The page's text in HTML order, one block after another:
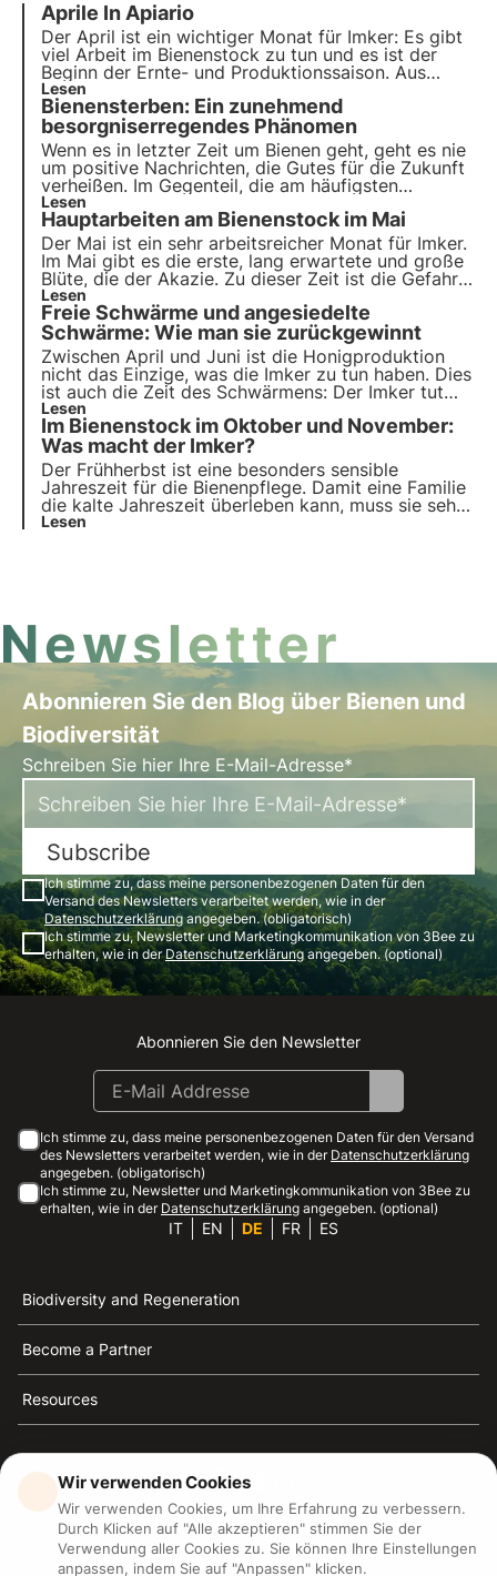
Aprile In Apiario
Der April ist ein wichtiger Monat für Imker: Es gibt
viel Arbeit im Bienenstock zu tun und es ist der
Beginn der Ernte- und Produktionssaison. Aus
diesem Grund ist es sehr wichtig zu wissen, welche
Arbeiten zu erledigen sind, um die Bienenvölker in
einem optimalen Zustand zu erhalten.
Lesen
Bienensterben: Ein zunehmend
besorgniserregendes Phänomen
Wenn es in letzter Zeit um Bienen geht, geht es nie
um positive Nachrichten, die Gutes für die Zukunft
verheißen. Im Gegenteil, die am häufigsten
wiederkehrenden Themen sind die Gefahren, die ihr
Überleben bedrohen, ungünstige Jahreszeiten für
die Honigproduktion, neue Krankheiten und
Schädlinge.
Lesen
Hauptarbeiten am Bienenstock im Mai
Der Mai ist ein sehr arbeitsreicher Monat für Imker.
Im Mai gibt es die erste, lang erwartete und große
Blüte, die der Akazie. Zu dieser Zeit ist die Gefahr
des Schwärmens größer denn je. Die Tätigkeiten,
die den Imker beschäftigen, sind zahlreich und
vielfältig.
Lesen
Freie Schwärme und angesiedelte
Schwärme: Wie man sie zurückgewinnt
Zwischen April und Juni ist die Honigproduktion
nicht das Einzige, was die Imker zu tun haben. Dies
ist auch die Zeit des Schwärmens: Der Imker tut
sein Möglichstes, um es zu vermeiden, aber es
gelingt ihm nicht immer.
Lesen
Im Bienenstock im Oktober und November:
Was macht der Imker?
Der Frühherbst ist eine besonders sensible
Jahreszeit für die Bienenpflege. Damit eine Familie
die kalte Jahreszeit überleben kann, muss sie sehr
vorsichtig sein. Der Imker muss die Verfahren
Lesen
Newsletter
Abonnieren Sie den Blog über Bienen und
Biodiversität
Schreiben Sie hier Ihre E-Mail-Adresse*
Subscribe
Ich stimme zu, dass meine personenbezogenen Daten für den
Versand des Newsletters verarbeitet werden, wie in der
Datenschutzerklärungangegeben. (obligatorisch)
Ich stimme zu, Newsletter und Marketingkommunikation von 3Bee zu
erhalten, wie in derDatenschutzerklärungangegeben. (optional)
Instagram
Facebook
Linkedin
Youtube
Abonnieren Sie den Newsletter
Ich stimme zu, dass meine personenbezogenen Daten für den Versand
des Newsletters verarbeitet werden, wie in der Datenschutzerklärung
angegeben. (obligatorisch)
Ich stimme zu, Newsletter und Marketingkommunikation von 3Bee zu
erhalten, wie in der Datenschutzerklärung angegeben. (optional)
IT EN DE FR ES
Biodiversity and Regeneration
Become a Partner
Resources
3Bee ist die Referenz für Nachhaltigkeit, Bienenschutz
und Biodiversität
Wir verwenden Cookies
Wir verwenden Cookies, um Ihre Erfahrung zu verbessern.
Durch Klicken auf "Alle akzeptieren" stimmen Sie der
Verwendung aller Cookies zu. Sie können Ihre Einstellungen
anpassen, indem Sie auf "Anpassen" klicken.